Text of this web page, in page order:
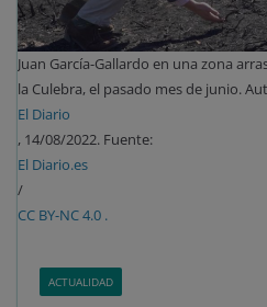
Juan García-Gallardo en una zona
la Culebra, el pasado mes de junio.
El Diario
, 14/08/2022. Fuente:
El Diario.es
/
CC BY-NC 4.0 .
ACTUALIDAD